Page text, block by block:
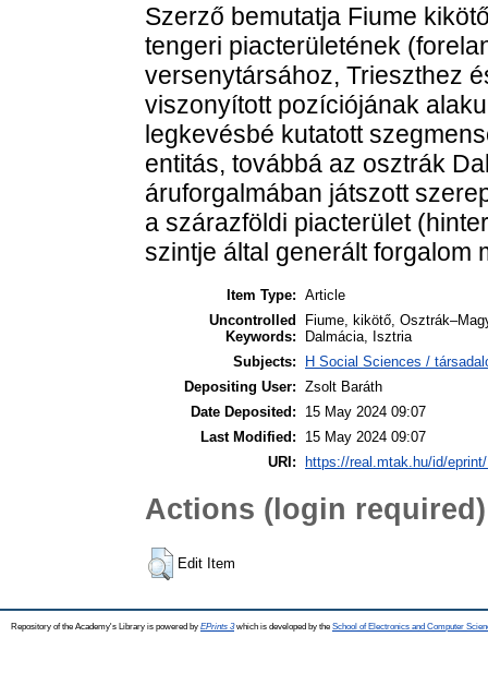
Szerző bemutatja Fiume
tengeri piacterületének
versenytársához, Trieszthez
viszonyított pozíciójának
legkevésbé kutatott
entitás, továbbá az osztrák
áruforgalmában játszott
a szárazföldi piacterület
szintje által generált forgalom
Item Type: Article
Uncontrolled
Keywords:
Fiume, kikötő,
Dalmácia, Isztria
Subjects:
H Social Sciences /
Depositing User: Zsolt Baráth
Date Deposited:
15 May 2024 09:07
Last Modified:
15 May 2024 09:07
URI:
https://real.mtak.hu/id/
Actions (login required)
Edit Item
Repository of the Academy's Library is powered by EPrints 3which is developed by the School of Electronics and Computer